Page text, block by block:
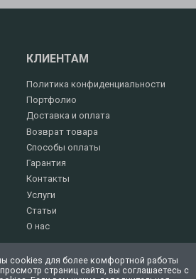
КЛИЕНТАМ
Политика конфиденциальности
Портфолио
Доставка и оплата
Возврат товара
Способы оплаты
Гарантия
Контакты
Услуги
Статьи
О нас
cookies для более комфортной работы
страниц сайта, вы соглашаетесь с